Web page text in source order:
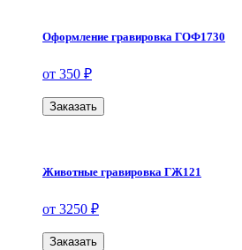
Оформление гравировка ГОФ1730
от 350 ₽
Заказать
Животные гравировка ГЖ121
от 3250 ₽
Заказать